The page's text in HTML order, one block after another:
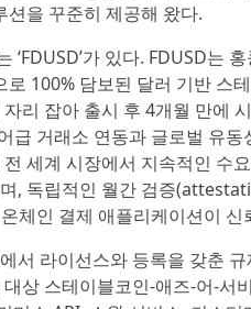
션을 꾸준히 제공해 왔다.
‘FDUSD’가 있다. FDUSD
100% 담보된 달러 기반 스
리 잡아 출시 후 4개월 만에
급 거래소 연동과 글로벌 유
세계 시장에서 지속적인 수
, 독립적인 월간 검증
체인 결제 애플리케이션이
서 라이선스와 등록을 갖춘
상 스테이블코인-애즈-어-서